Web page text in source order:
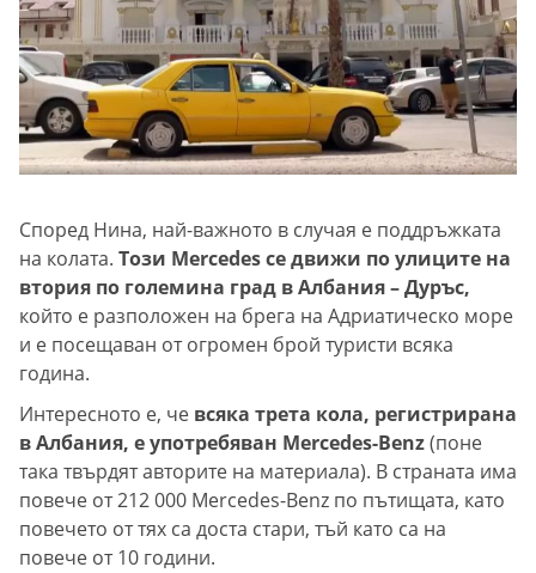
Според Нина, най-важното в случая е поддръжката
на колата. Този Mercedes се движи по улиците на
втория по големина град в Албания – Дуръс,
който е разположен на брега на Адриатическо море
и е посещаван от огромен брой туристи всяка
година.
Интересното е, че всяка трета кола, регистрирана
в Албания, е употребяван Mercedes-Benz(поне
така твърдят авторите на материала). В страната има
повече от 212 000 Mercedes-Benz по пътищата, като
повечето от тях са доста стари, тъй като са на
повече от 10 години.